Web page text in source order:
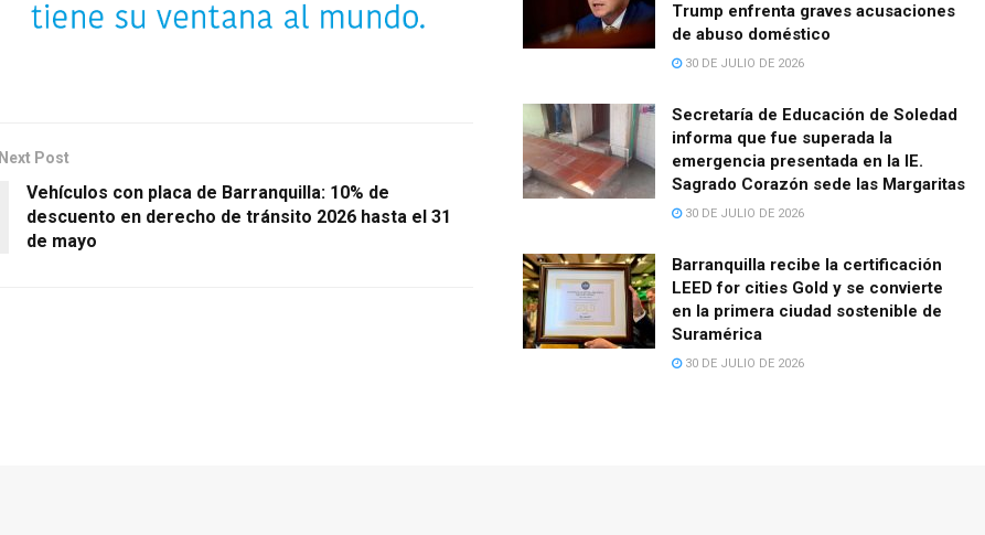
Next Post
Vehículos con placa de Barranquilla: 10% de
descuento en derecho de tránsito 2026 hasta el 31
de mayo
Trump enfrenta graves acusaciones
de abuso doméstico
30 DE JULIO DE 2026
Secretaría de Educación de Soledad
informa que fue superada la
emergencia presentada en la IE.
Sagrado Corazón sede las Margaritas
30 DE JULIO DE 2026
Barranquilla recibe la certificación
LEED for cities Gold y se convierte
en la primera ciudad sostenible de
Suramérica
30 DE JULIO DE 2026